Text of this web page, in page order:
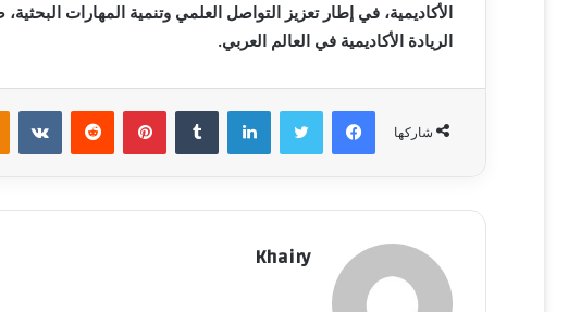
الأكاديمية، في إطار تعزيز التواصل العلمي وتنمية المهارات
الريادة الأكاديمية في العالم العربي.
شاركها
فيسبوك تويتر لينكدإن ‏Tumblr بينتيريست ‏Reddit
‏VKontakte
Khairy